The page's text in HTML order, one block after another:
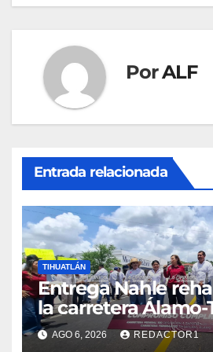
PorALF
Entrada relacionada
TIHUATLÁN
Entrega Nahle
la carretera
AGO 6, 2026 REDACTOR1